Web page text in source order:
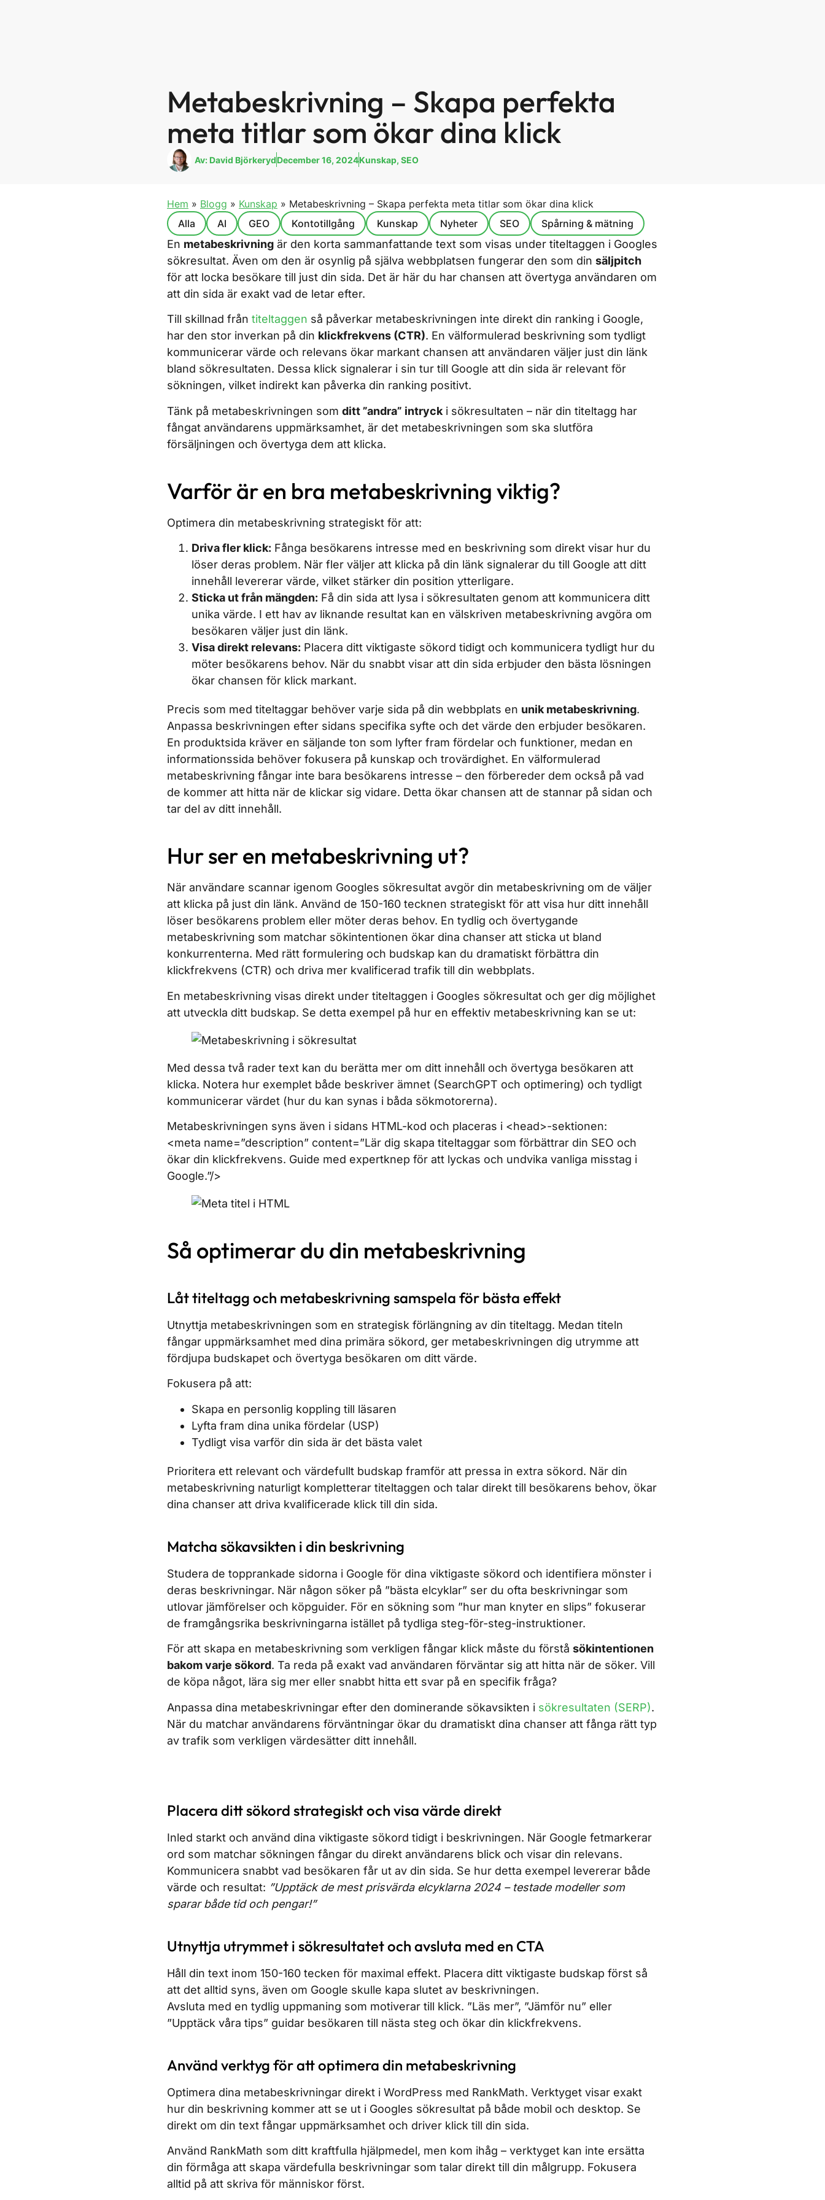
Metabeskrivning – Skapa perfekta
meta titlar som ökar dina klick
Av:David BjörkerydDecember 16, 2024Kunskap, SEO
Hem » Blogg » Kunskap » Metabeskrivning – Skapa perfekta meta titlar som ökar dina klick
Alla
AI GEO Kontotillgång Kunskap Nyheter SEO Spårning & mätning
En metabeskrivning är den korta sammanfattande text som visas under titeltaggen i Googles
sökresultat. Även om den är osynlig på själva webbplatsen fungerar den som din säljpitch
för att locka besökare till just din sida. Det är här du har chansen att övertyga användaren om
att din sida är exakt vad de letar efter.
Till skillnad från titeltaggen så påverkar metabeskrivningen inte direkt din ranking i Google,
har den stor inverkan på din klickfrekvens (CTR). En välformulerad beskrivning som tydligt
kommunicerar värde och relevans ökar markant chansen att användaren väljer just din länk
bland sökresultaten. Dessa klick signalerar i sin tur till Google att din sida är relevant för
sökningen, vilket indirekt kan påverka din ranking positivt.
Tänk på metabeskrivningen som ditt ”andra” intryck i sökresultaten – när din titeltagg har
fångat användarens uppmärksamhet, är det metabeskrivningen som ska slutföra
försäljningen och övertyga dem att klicka.
Varför är en bra metabeskrivning viktig?
Optimera din metabeskrivning strategiskt för att:
Driva fler klick: Fånga besökarens intresse med en beskrivning som direkt visar hur du
löser deras problem. När fler väljer att klicka på din länk signalerar du till Google att ditt
innehåll levererar värde, vilket stärker din position ytterligare.
Sticka ut från mängden: Få din sida att lysa i sökresultaten genom att kommunicera ditt
unika värde. I ett hav av liknande resultat kan en välskriven metabeskrivning avgöra om
besökaren väljer just din länk.
Visa direkt relevans: Placera ditt viktigaste sökord tidigt och kommunicera tydligt hur du
möter besökarens behov. När du snabbt visar att din sida erbjuder den bästa lösningen
ökar chansen för klick markant.
Precis som med titeltaggar behöver varje sida på din webbplats en unik metabeskrivning.
Anpassa beskrivningen efter sidans specifika syfte och det värde den erbjuder besökaren.
En produktsida kräver en säljande ton som lyfter fram fördelar och funktioner, medan en
informationssida behöver fokusera på kunskap och trovärdighet. En välformulerad
metabeskrivning fångar inte bara besökarens intresse – den förbereder dem också på vad
de kommer att hitta när de klickar sig vidare. Detta ökar chansen att de stannar på sidan och
tar del av ditt innehåll.
Hur ser en metabeskrivning ut?
När användare scannar igenom Googles sökresultat avgör din metabeskrivning om de väljer
att klicka på just din länk. Använd de 150-160 tecknen strategiskt för att visa hur ditt innehåll
löser besökarens problem eller möter deras behov. En tydlig och övertygande
metabeskrivning som matchar sökintentionen ökar dina chanser att sticka ut bland
konkurrenterna. Med rätt formulering och budskap kan du dramatiskt förbättra din
klickfrekvens (CTR) och driva mer kvalificerad trafik till din webbplats.
En metabeskrivning visas direkt under titeltaggen i Googles sökresultat och ger dig möjlighet
att utveckla ditt budskap. Se detta exempel på hur en effektiv metabeskrivning kan se ut:
Med dessa två rader text kan du berätta mer om ditt innehåll och övertyga besökaren att
klicka. Notera hur exemplet både beskriver ämnet (SearchGPT och optimering) och tydligt
kommunicerar värdet (hur du kan synas i båda sökmotorerna).
Metabeskrivningen syns även i sidans HTML-kod och placeras i <head>-sektionen:
<meta name=”description” content=”Lär dig skapa titeltaggar som förbättrar din SEO och
ökar din klickfrekvens. Guide med expertknep för att lyckas och undvika vanliga misstag i
Google.”/>
Så optimerar du din metabeskrivning
Låt titeltagg och metabeskrivning samspela för bästa effekt
Utnyttja metabeskrivningen som en strategisk förlängning av din titeltagg. Medan titeln
fångar uppmärksamhet med dina primära sökord, ger metabeskrivningen dig utrymme att
fördjupa budskapet och övertyga besökaren om ditt värde.
Fokusera på att:
Skapa en personlig koppling till läsaren
Lyfta fram dina unika fördelar (USP)
Tydligt visa varför din sida är det bästa valet
Prioritera ett relevant och värdefullt budskap framför att pressa in extra sökord. När din
metabeskrivning naturligt kompletterar titeltaggen och talar direkt till besökarens behov, ökar
dina chanser att driva kvalificerade klick till din sida.
Matcha sökavsikten i din beskrivning
Studera de topprankade sidorna i Google för dina viktigaste sökord och identifiera mönster i
deras beskrivningar. När någon söker på ”bästa elcyklar” ser du ofta beskrivningar som
utlovar jämförelser och köpguider. För en sökning som ”hur man knyter en slips” fokuserar
de framgångsrika beskrivningarna istället på tydliga steg-för-steg-instruktioner.
För att skapa en metabeskrivning som verkligen fångar klick måste du förstå sökintentionen
bakom varje sökord. Ta reda på exakt vad användaren förväntar sig att hitta när de söker. Vill
de köpa något, lära sig mer eller snabbt hitta ett svar på en specifik fråga?
Anpassa dina metabeskrivningar efter den dominerande sökavsikten i sökresultaten (SERP).
När du matchar användarens förväntningar ökar du dramatiskt dina chanser att fånga rätt typ
av trafik som verkligen värdesätter ditt innehåll.
Placera ditt sökord strategisktoch visa värde direkt
Inled starkt och använd dina viktigaste sökord tidigt i beskrivningen. När Google fetmarkerar
ord som matchar sökningen fångar du direkt användarens blick och visar din relevans.
Kommunicera snabbt vad besökaren får ut av din sida. Se hur detta exempel levererar både
värde och resultat: ”Upptäck de mest prisvärda elcyklarna 2024 – testade modeller som
sparar både tid och pengar!”
Utnyttja utrymmet i sökresultatet och avsluta med en CTA
Håll din text inom 150-160 tecken för maximal effekt. Placera ditt viktigaste budskap först så
att det alltid syns, även om Google skulle kapa slutet av beskrivningen.
Avsluta med en tydlig uppmaning som motiverar till klick. ”Läs mer”, ”Jämför nu” eller
”Upptäck våra tips” guidar besökaren till nästa steg och ökar din klickfrekvens.
Använd verktyg för att optimera din metabeskrivning
Optimera dina metabeskrivningar direkt i WordPress med RankMath. Verktyget visar exakt
hur din beskrivning kommer att se ut i Googles sökresultat på både mobil och desktop. Se
direkt om din text fångar uppmärksamhet och driver klick till din sida.
Använd RankMath som ditt kraftfulla hjälpmedel, men kom ihåg – verktyget kan inte ersätta
din förmåga att skapa värdefulla beskrivningar som talar direkt till din målgrupp. Fokusera
alltid på att skriva för människor först.